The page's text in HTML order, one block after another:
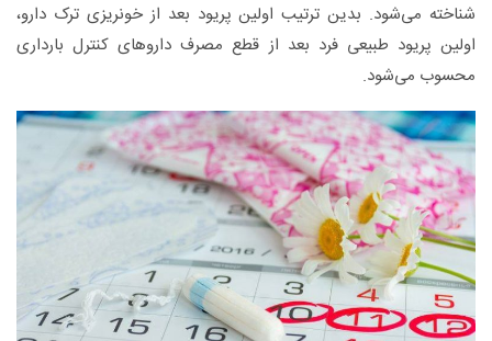
شناخته می‌شود. بدین ترتیب اولین پریود بعد از خونریزی ترک دارو،
اولین پریود طبیعی فرد بعد از قطع مصرف داروهای کنترل بارداری
محسوب می‌شود.